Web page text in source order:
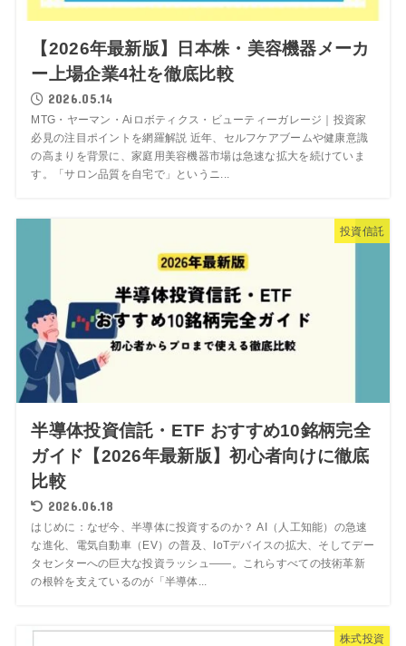
【2026年最新版】日本株・美容機器メーカ
ー上場企業4社を徹底比較
2026.05.14
MTG・ヤーマン・Aiロボティクス・ビューティーガレージ｜投資家
必見の注目ポイントを網羅解説 近年、セルフケアブームや健康意識
の高まりを背景に、家庭用美容機器市場は急速な拡大を続けていま
す。「サロン品質を自宅で」というニ...
投資信託
半導体投資信託・ETF おすすめ10銘柄完全
ガイド【2026年最新版】初心者向けに徹底
比較
2026.06.18
はじめに：なぜ今、半導体に投資するのか？ AI（人工知能）の急速
な進化、電気自動車（EV）の普及、IoTデバイスの拡大、そしてデー
タセンターへの巨大な投資ラッシュ——。これらすべての技術革新
の根幹を支えているのが「半導体...
株式投資